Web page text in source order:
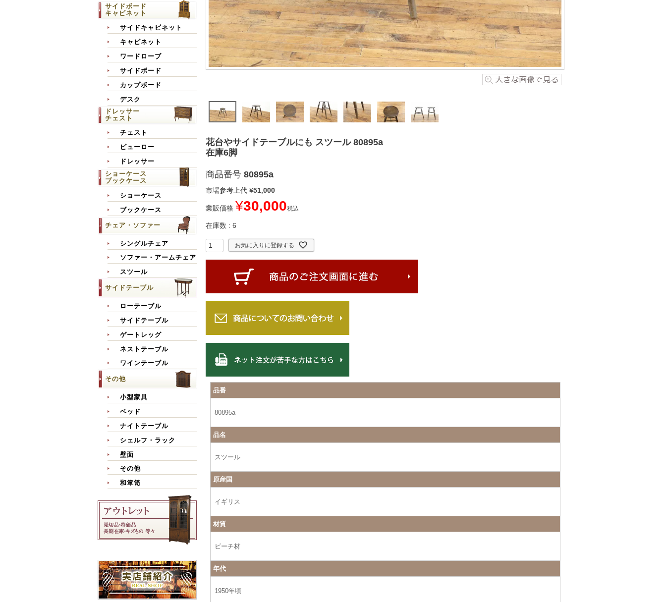
サイドボード
キャビネット
サイドキャビネット
キャビネット
ワードローブ
サイドボード
カップボード
デスク
ドレッサー
チェスト
チェスト
ビューロー
ドレッサー
ショーケース
ブックケース
ショーケース
ブックケース
チェア・ソファー
シングルチェア
ソファー・アームチェア
スツール
サイドテーブル
ローテーブル
サイドテーブル
ゲートレッグ
ネストテーブル
ワインテーブル
その他
小型家具
ベッド
ナイトテーブル
シェルフ・ラック
壁面
その他
和箪笥
花台やサイドテーブルにも スツール 80895a
在庫6脚
商品番号 80895a
市場参考上代 ¥51,000
業販価格 ¥30,000税込
在庫数 6
お気に入りに登録する
品番
80895a
品名
スツール
原産国
イギリス
材質
ビーチ材
年代
1950年頃